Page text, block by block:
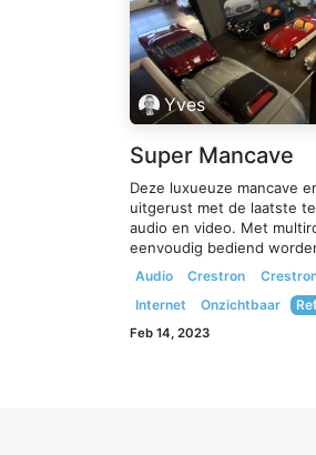
Yves
Super Mancave
Deze luxueuze mancave
uitgerust met de laatste
audio en video. Met
eenvoudig bediend
Audio Crestron
Internet
Onzichtbaar
Feb 14, 2023